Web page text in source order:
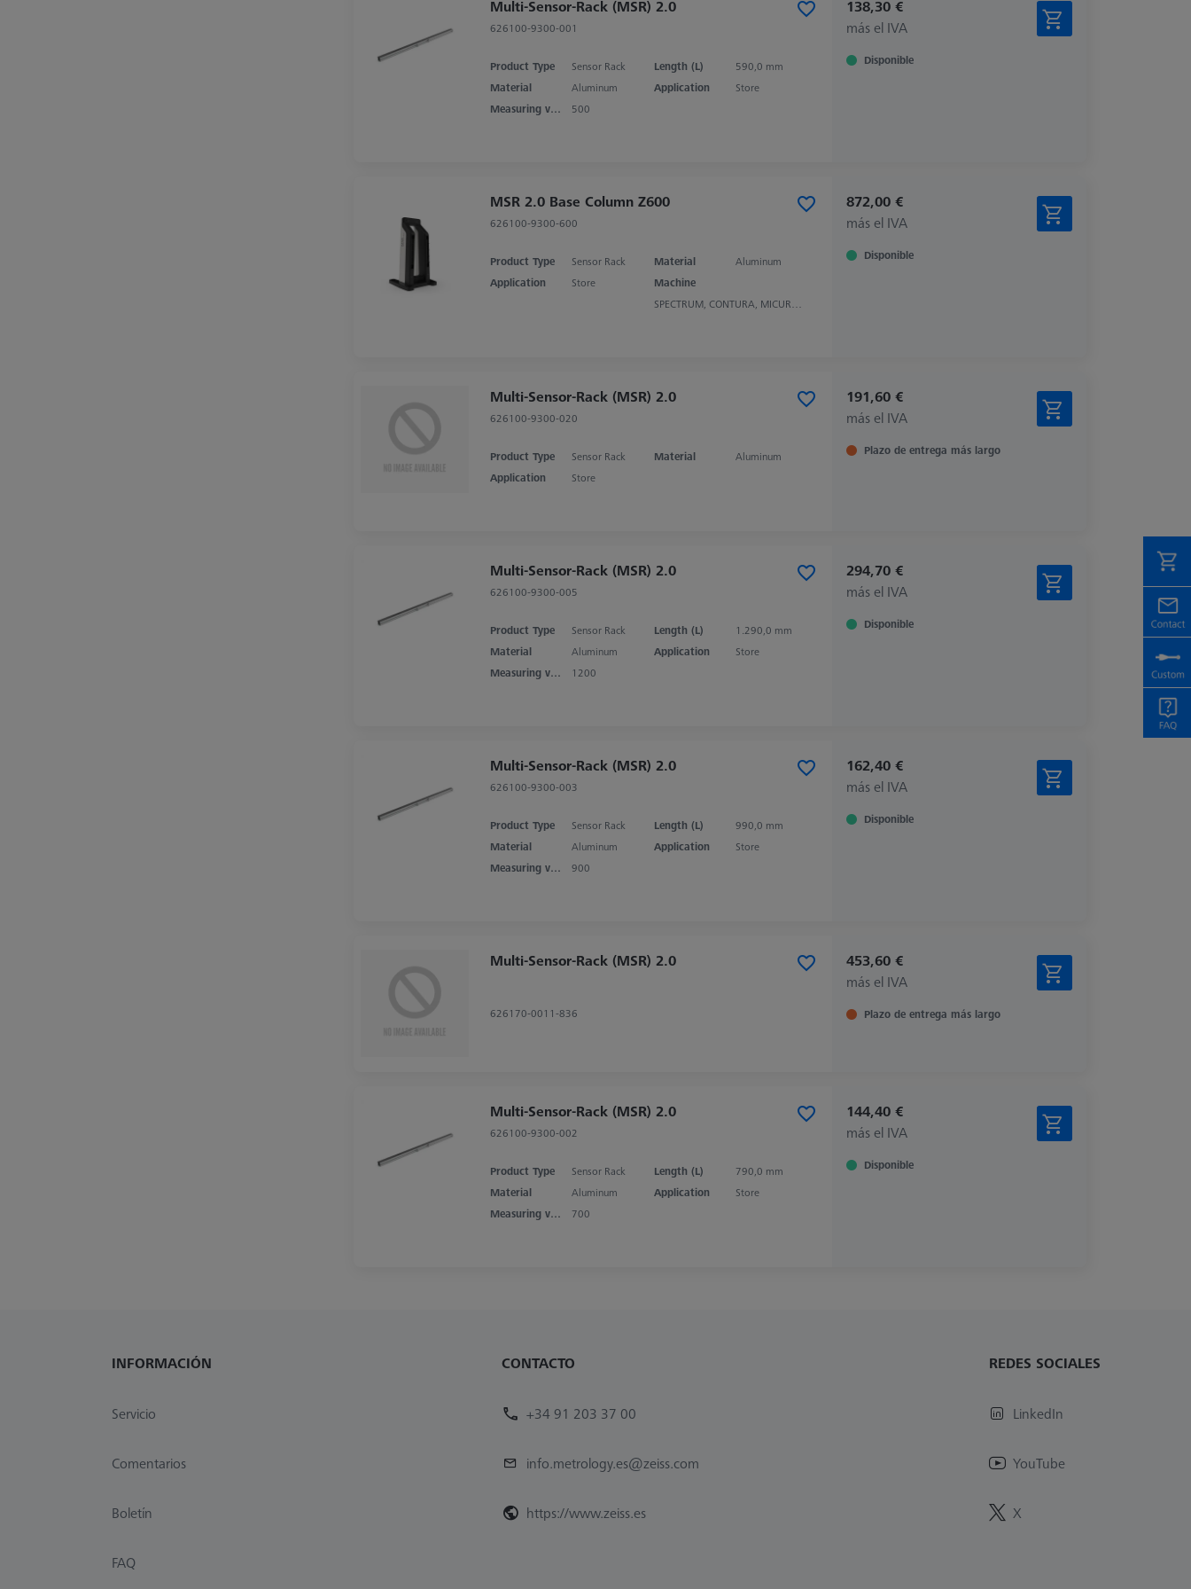
Multi-Sensor-Rack (MSR) 2.0
626100-9300-001
Product Type Sensor Rack Length (L)
590,0 mm
Material
Aluminum Application
Store
Measuring volume X axis
500
138,30 €
más el IVA
Disponible
MSR 2.0 Base Column Z600
626100-9300-600
Product Type Sensor Rack Material
Aluminum
Application
Store
Machine
SPECTRUM, CONTURA, MICURA, PRISMO
872,00 €
más el IVA
Disponible
Multi-Sensor-Rack (MSR) 2.0
626100-9300-020
Product Type Sensor Rack Material
Aluminum
Application
Store
191,60 €
más el IVA
Plazo de entrega más largo
Multi-Sensor-Rack (MSR) 2.0
626100-9300-005
Product Type Sensor Rack Length (L)
1.290,0 mm
Material
Aluminum Application
Store
Measuring volume X axis
1200
294,70 €
más el IVA
Disponible
Multi-Sensor-Rack (MSR) 2.0
626100-9300-003
Product Type Sensor Rack Length (L)
990,0 mm
Material
Aluminum Application
Store
Measuring volume X axis
900
162,40 €
más el IVA
Disponible
Multi-Sensor-Rack (MSR) 2.0
626170-0011-836
453,60 €
más el IVA
Plazo de entrega más largo
Multi-Sensor-Rack (MSR) 2.0
626100-9300-002
Product Type Sensor Rack Length (L)
790,0 mm
Material
Aluminum Application
Store
Measuring volume X axis
700
144,40 €
más el IVA
Disponible
INFORMACIÓN
Servicio
Comentarios
Boletín
FAQ
CONTACTO
+34 91 203 37 00
info.metrology.es@zeiss.com
https://www.zeiss.es
REDES SOCIALES
LinkedIn
YouTube
X